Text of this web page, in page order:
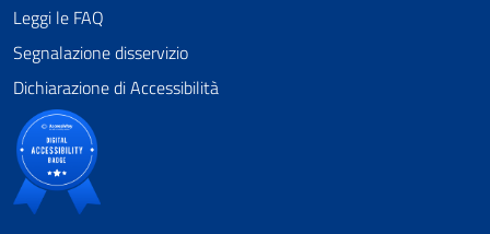
Leggi le FAQ
Segnalazione disservizio
Dichiarazione di Accessibilità